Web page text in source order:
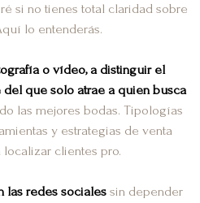
si no tienes total claridad sobre
lo entenderás.
o vídeo, a distinguir el
que solo atrae a quien busca
las mejores bodas. Tipologías
y estrategias de venta
localizar clientes pro.
las redes sociales sin depender